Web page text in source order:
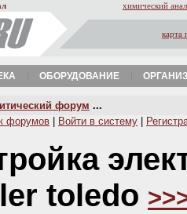
химический
карта
ОБОРУДОВАНИЕ
форум ...
форумов Войти в систему
toledo